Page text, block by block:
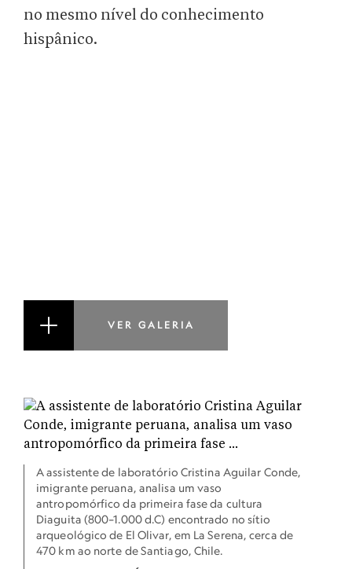
no mesmo nível do conhecimento
hispânico.
VER GALERIA
A assistente de laboratório Cristina Aguilar Conde,
imigrante peruana, analisa um vaso
antropomórfico da primeira fase da cultura
Diaguita (800–1.000 d.C) encontrado no sítio
arqueológico de El Olivar, em La Serena, cerca de
470 km ao norte de Santiago, Chile.